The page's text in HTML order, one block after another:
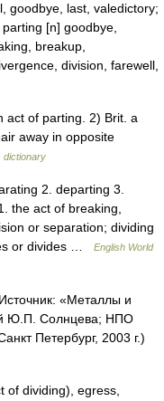
goodbye, last, valedictory;
[n] goodbye,
breakup,
division, farewell,
of parting. 2) Brit. a
away in opposite
dictionary
2. departing 3.
the act of breaking,
or separation; dividing
or divides …
English World
«Металлы и
Ю.П. Солнцева; НПО
Петербург, 2003 г.)
dividing), egress,